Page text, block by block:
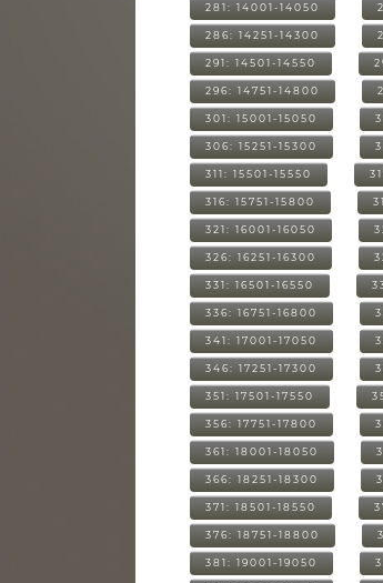
281: 14001-14050
286: 14251-14300
291: 14501-14550
296: 14751-14800
301: 15001-15050
306: 15251-15300
311: 15501-15550
316: 15751-15800
321: 16001-16050
326: 16251-16300
331: 16501-16550
336: 16751-16800
341: 17001-17050
346: 17251-17300
351: 17501-17550
356: 17751-17800
361: 18001-18050
366: 18251-18300
371: 18501-18550
376: 18751-18800
381: 19001-19050